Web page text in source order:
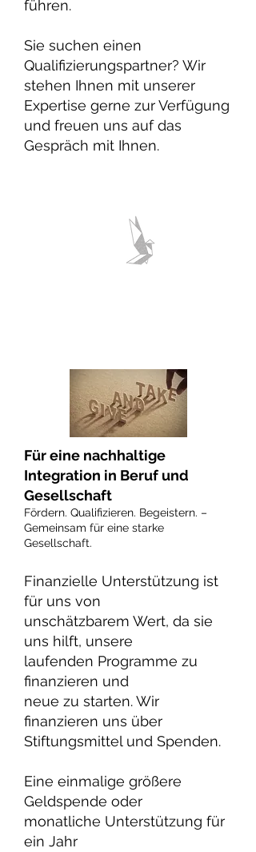
führen.
Sie suchen einen
Qualifizierungspartner? Wir
stehen Ihnen mit unserer
Expertise gerne zur Verfügung
und freuen uns auf das
Gespräch mit Ihnen.
Für eine nachhaltige
Integration in Beruf und
Gesellschaft
Fördern. Qualifizieren. Begeistern. –
Gemeinsam für eine starke
Gesellschaft.
Finanzielle Unterstützung ist
für uns von
unschätzbarem Wert, da sie
uns hilft, unsere
laufenden Programme zu
finanzieren und
neue zu starten. Wir
finanzieren uns über
Stiftungsmittel und Spenden.
Eine einmalige größere
Geldspende oder
monatliche Unterstützung für
ein Jahr